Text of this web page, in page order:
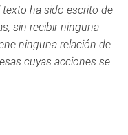
ha sido escrito de
sin recibir ninguna
ninguna relación de
cuyas acciones se